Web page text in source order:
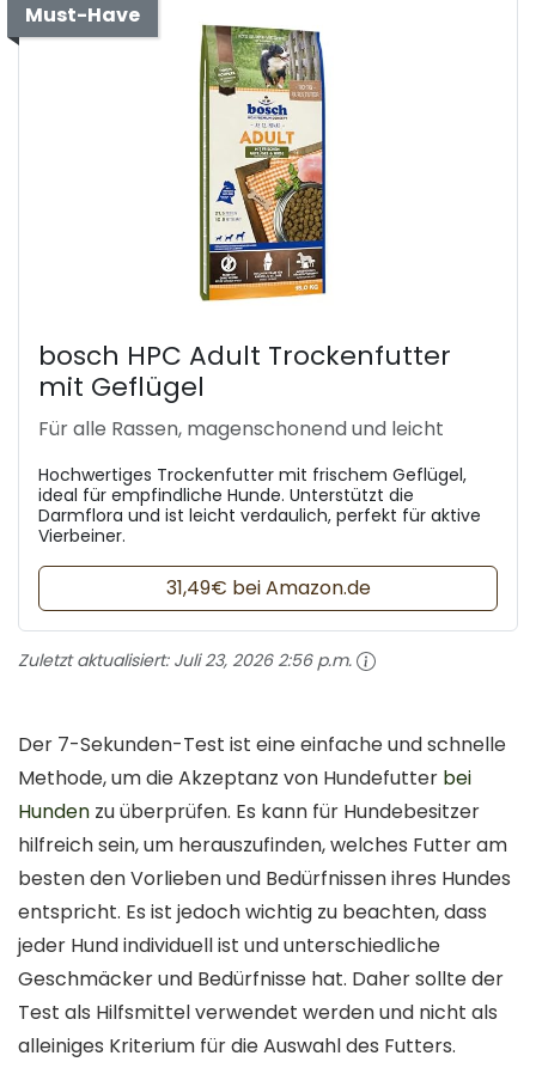
Must-Have
bosch HPC Adult Trockenfutter
mit Geflügel
Für alle Rassen, magenschonend und leicht
Hochwertiges Trockenfutter mit frischem Geflügel,
ideal für empfindliche Hunde. Unterstützt die
Darmflora und ist leicht verdaulich, perfekt für aktive
Vierbeiner.
31,49€ bei Amazon.de
Zuletzt aktualisiert: Juli 23, 2026 2:56 p.m.
Der 7-Sekunden-Test ist eine einfache und schnelle
Methode, um die Akzeptanz von Hundefutter bei
Hunden zu überprüfen. Es kann für Hundebesitzer
hilfreich sein, um herauszufinden, welches Futter am
besten den Vorlieben und Bedürfnissen ihres Hundes
entspricht. Es ist jedoch wichtig zu beachten, dass
jeder Hund individuell ist und unterschiedliche
Geschmäcker und Bedürfnisse hat. Daher sollte der
Test als Hilfsmittel verwendet werden und nicht als
alleiniges Kriterium für die Auswahl des Futters.